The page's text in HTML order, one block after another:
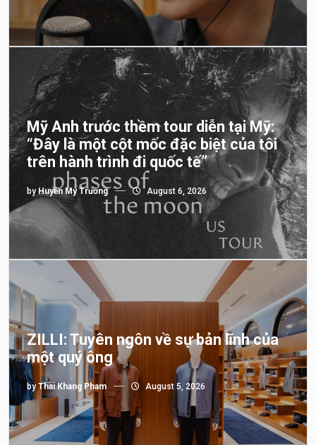
Mỹ Anh trước thềm tour diễn tại Mỹ:
“Đây là một cột mốc đặc biệt của tôi
trên hành trình đi quốc tế”
by Huyền My Trương August 6, 2026
ZILLI: Tuyên ngôn về sự bản lĩnh của
một quý ông
by Thai Khang Pham August 5, 2026